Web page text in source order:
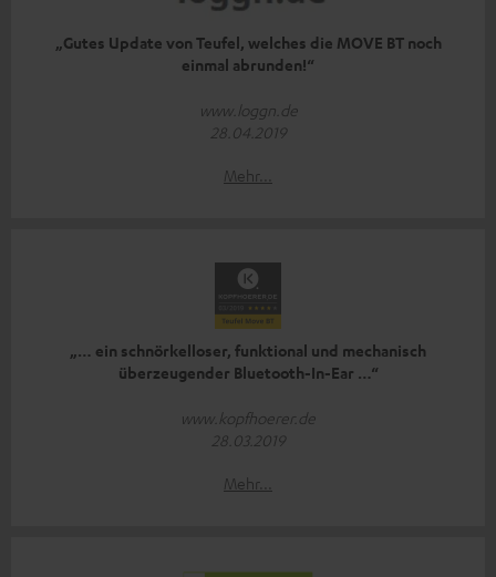
„Gutes Update von Teufel, welches die MOVE BT noch
einmal abrunden!“
www.loggn.de
28.04.2019
Mehr...
„… ein schnörkelloser, funktional und mechanisch
überzeugender Bluetooth-In-Ear …“
www.kopfhoerer.de
28.03.2019
Mehr...